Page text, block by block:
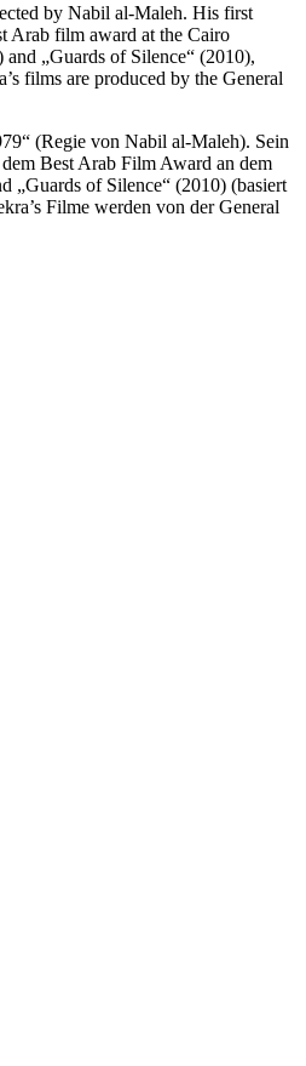
by Nabil al-Maleh. His first
Arab film award at the Cairo
„Guards of Silence“ (2010),
films are produced by the General
(Regie von Nabil al-Maleh). Sein
Best Arab Film Award an dem
„Guards of Silence“ (2010) (basiert
Filme werden von der General